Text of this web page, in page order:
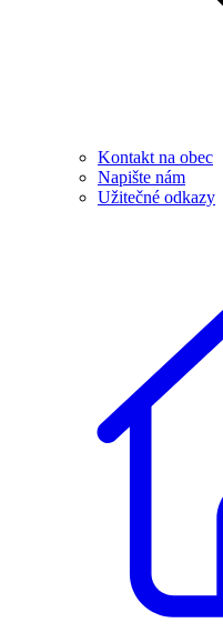
Kontakt na obec
Napište nám
Užitečné odkazy